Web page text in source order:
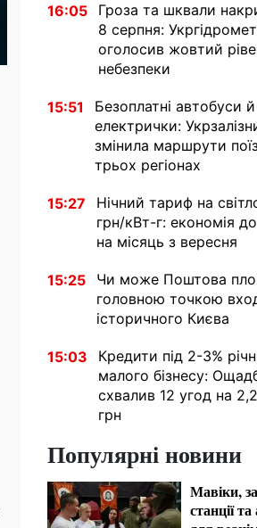
16:05
Гроза та шквали
8 серпня:
оголосив жовтий
небезпеки
15:51
Безоплатні автобуси й
електрички:
змінила маршрути
трьох регіонах
15:27
Нічний тариф на
грн/кВт-г: економія
на місяць з вересня
15:25
Чи може Поштова
головною точкою
історичного Києва
15:03
Кредити під 2-3%
малого бізнесу:
схвалив 12 угод на
грн
Популярні новини
Мавіки,
станції